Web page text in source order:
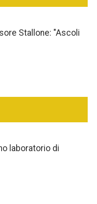
Stallone: "Ascoli
laboratorio di